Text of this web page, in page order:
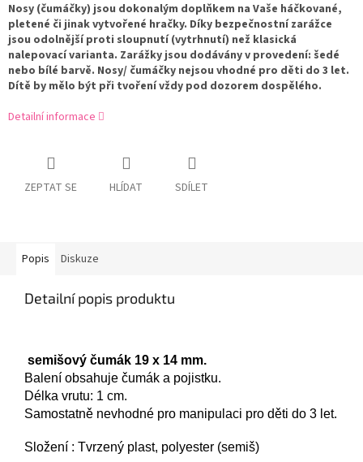
Nosy (čumáčky) jsou dokonalým doplňkem na Vaše háčkované,
pletené či jinak vytvořené hračky. Díky bezpečnostní zarážce
jsou odolnější proti sloupnutí (vytrhnutí) než klasická
nalepovací varianta. Zarážky jsou dodávány v provedení: šedé
nebo bílé barvě. Nosy/ čumáčky nejsou vhodné pro děti do 3 let.
Dítě by mělo být při tvoření vždy pod dozorem dospělého.
Detailní informace
ZEPTAT SE HLÍDAT SDÍLET
Popis Diskuze
Detailní popis produktu
semišový čumák 19 x 14 mm.
Balení obsahuje čumák a pojistku.
Délka vrutu: 1 cm.
Samostatně nevhodné pro manipulaci pro děti do 3 let.
Složení : Tvrzený plast, polyester (semiš)